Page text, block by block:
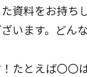
資料をお持ち
ます。どん
たとえば〇〇